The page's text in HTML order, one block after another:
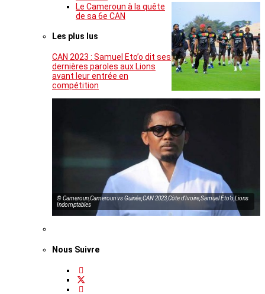
Le Cameroun à la quête
de sa 6e CAN
Les plus lus
CAN 2023 : Samuel Eto’o dit ses
dernières paroles aux Lions
avant leur entrée en
compétition
© Cameroun,Cameroun vs Guinée,CAN 2023,Côte d’Ivoire,Samuel Eto’o,Lions
Indomptables
Nous Suivre